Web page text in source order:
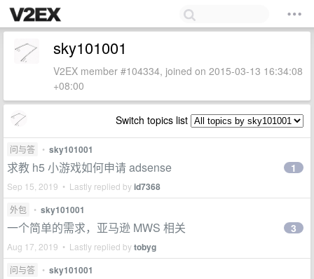
sky101001
V2EX member #104334, joined on 2015-03-13 16:34:08
+08:00
Switch topics list
问与答 • sky101001
求教 h5 小游戏如何申请 adsense
Sep 15, 2019 • Lastly replied byid7368
1
外包 • sky101001
一个简单的需求，亚马逊 MWS 相关
Aug 17, 2019 • Lastly replied bytobyg
3
问与答 • sky101001